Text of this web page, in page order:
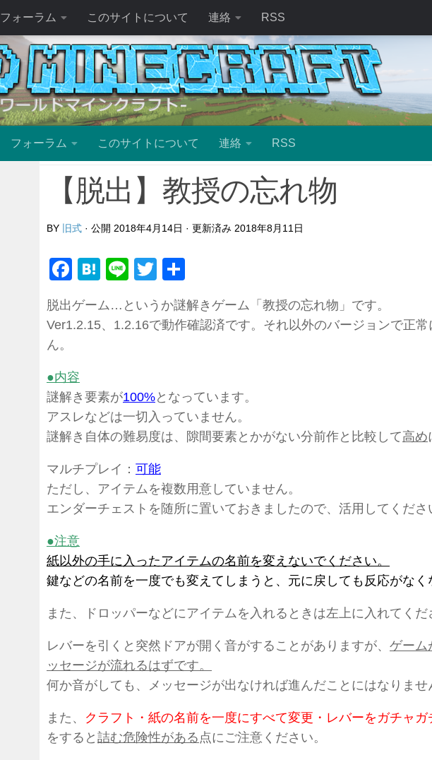
フォーラム このサイトについて 連絡 RSS
フォーラム このサイトについて 連絡 RSS
【脱出】教授の忘れ物
BY 旧式 · 公開 2018年4月14日 · 更新済み 2018年8月11日
Facebook
Hatena
LineTwitter
脱出ゲーム…というか謎解きゲーム「教授の忘れ物」です。
Ver1.2.15、1.2.16で動作確認済です。それ以外のバージョンで正
ん。
●内容
謎解き要素が100%となっています。
アスレなどは一切入っていません。
謎解き自体の難易度は、隙間要素とかがない分前作と比較して高め
マルチプレイ： 可能
ただし、アイテムを複数用意していません。
エンダーチェストを随所に置いておきましたので、活用してくださ
●注意
紙以外の手に入ったアイテムの名前を変えないでください。
鍵などの名前を一度でも変えてしまうと、元に戻しても反応がなく
また、ドロッパーなどにアイテムを入れるときは左上に入れてくだ
レバーを引くと突然ドアが開く音がすることがありますが、 ゲーム
ッセージが流れるはずです。
何か音がしても、メッセージが出なければ進んだことにはなりませ
また、 クラフト・紙の名前を一度にすべて変更・レバーをガチャガ
をすると 詰む危険性がある 点にご注意ください。